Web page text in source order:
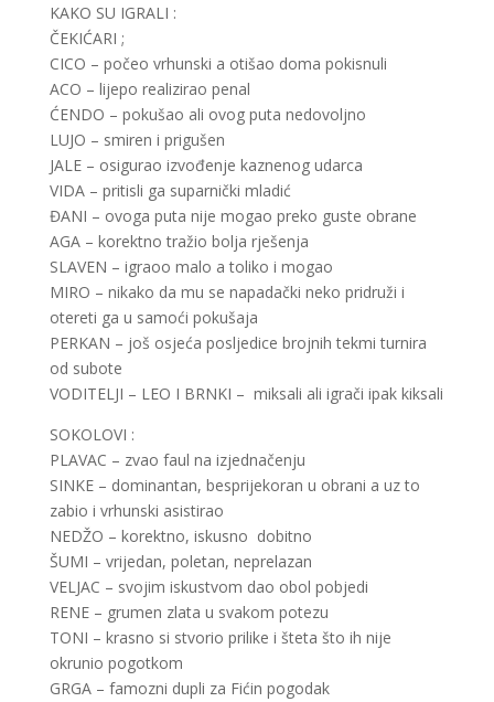
KAKO SU IGRALI :
ČEKIĆARI ;
CICO – počeo vrhunski a otišao doma pokisnuli
ACO – lijepo realizirao penal
ĆENDO – pokušao ali ovog puta nedovoljno
LUJO – smiren i prigušen
JALE – osigurao izvođenje kaznenog udarca
VIDA – pritisli ga suparnički mladić
ĐANI – ovoga puta nije mogao preko guste obrane
AGA – korektno tražio bolja rješenja
SLAVEN – igraoo malo a toliko i mogao
MIRO – nikako da mu se napadački neko pridruži i
otereti ga u samoći pokušaja
PERKAN – još osjeća posljedice brojnih tekmi turnira
od subote
VODITELJI – LEO I BRNKI – miksali ali igrači ipak kiksali
SOKOLOVI :
PLAVAC – zvao faul na izjednačenju
SINKE – dominantan, besprijekoran u obrani a uz to
zabio i vrhunski asistirao
NEDŽO – korektno, iskusno dobitno
ŠUMI – vrijedan, poletan, neprelazan
VELJAC – svojim iskustvom dao obol pobjedi
RENE – grumen zlata u svakom potezu
TONI – krasno si stvorio prilike i šteta što ih nije
okrunio pogotkom
GRGA – famozni dupli za Fićin pogodak